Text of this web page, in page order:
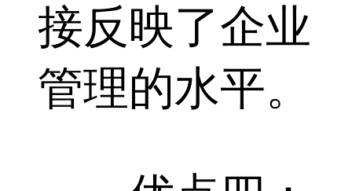
接反映了企业
管理的水平。